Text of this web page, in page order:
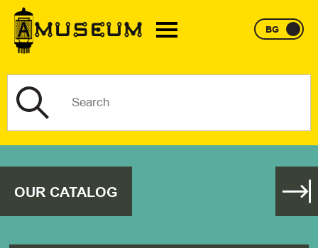
BG
OUR CATALOG